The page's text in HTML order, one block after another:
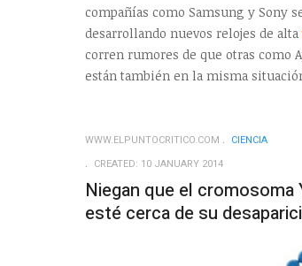
compañías como Samsung y Sony
desarrollando nuevos relojes de alta
corren rumores de que otras como
están también en la misma
WWW.ELPUNTOCRITICO.COM
CIENCIA
CREATED: 10 JANUARY 2014
Niegan que el cromosoma
esté cerca de su